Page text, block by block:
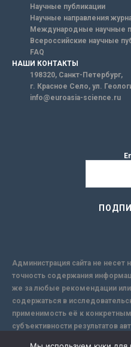
Научные публикации
Научные направления
Международные научные
Всероссийские научные
FAQ
НАШИ КОНТАКТЫ
198320, Санкт-Петербург,
г. Красное Село, ул.
info@euroasia-science.ru
Администрация сайта не несет
точность содержания
же за любые рекомендации
содержаться в
применимость её к
субъективности результатов